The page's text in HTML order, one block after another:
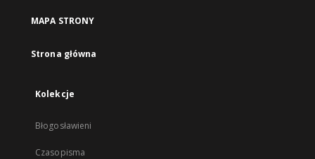
MAPA STRONY
Strona główna
Kolekcje
Błogosławieni
Czasopisma